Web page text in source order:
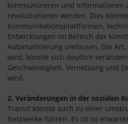
kommunizieren und Informationen
revolutionieren werden. Dies
Kommunikationsplattformen,
Entwicklungen im Bereich der
Automatisierung umfassen. Die
wird, könnte sich deutlich
Geschwindigkeit, Vernetzung und
wird.
2. Veränderungen in der sozialen
Transit könnte auch zu einer
Netzwerke führen. Es ist zu